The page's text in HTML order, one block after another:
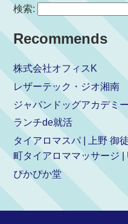
検索:
Recommends
株式会社オフィスK
レザーテック・ジオ湘南
ジャパンドッグアカデミー
ランチde就活
タイアロマスパ | 上野 御
町タイアロママッサージ
ぴかぴか堂